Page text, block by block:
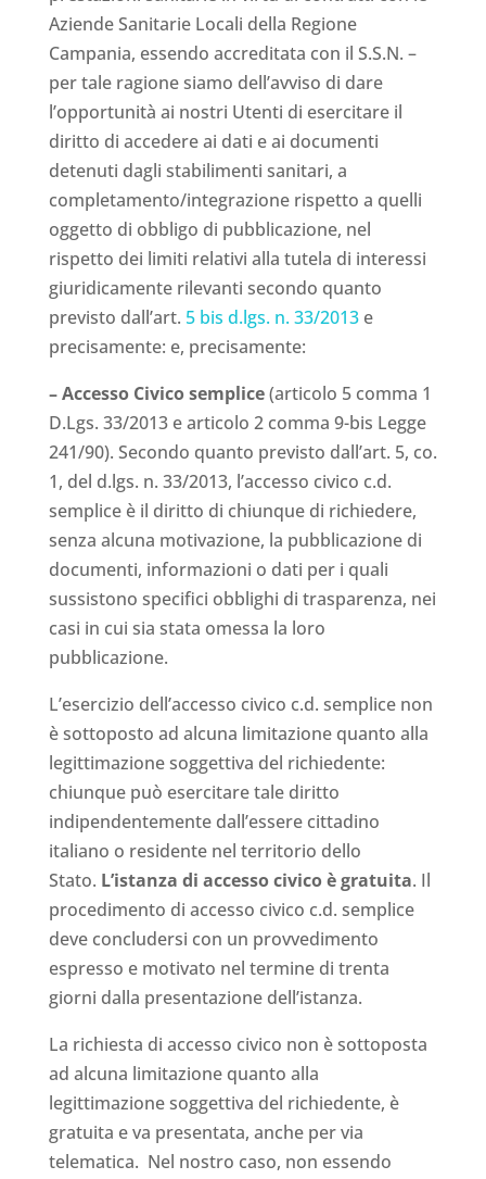
Aziende Sanitarie Locali della Regione
Campania, essendo accreditata con il S.S.N. –
per tale ragione siamo dell’avviso di dare
l’opportunità ai nostri Utenti di esercitare il
diritto di accedere ai dati e ai documenti
detenuti dagli stabilimenti sanitari, a
completamento/integrazione rispetto a quelli
oggetto di obbligo di pubblicazione, nel
rispetto dei limiti relativi alla tutela di interessi
giuridicamente rilevanti secondo quanto
previsto dall’art. 5 bis d.lgs. n. 33/2013e
precisamente: e, precisamente:
– Accesso Civico semplice(articolo 5 comma 1
D.Lgs. 33/2013 e articolo 2 comma 9-bis Legge
241/90). Secondo quanto previsto dall’art. 5, co.
1, del d.lgs. n. 33/2013, l’accesso civico c.d.
semplice è il diritto di chiunque di richiedere,
senza alcuna motivazione, la pubblicazione di
documenti, informazioni o dati per i quali
sussistono specifici obblighi di trasparenza, nei
casi in cui sia stata omessa la loro
pubblicazione.
L’esercizio dell’accesso civico c.d. semplice non
è sottoposto ad alcuna limitazione quanto alla
legittimazione soggettiva del richiedente:
chiunque può esercitare tale diritto
indipendentemente dall’essere cittadino
italiano o residente nel territorio dello
Stato. L’istanza di accesso civico è gratuita. Il
procedimento di accesso civico c.d. semplice
deve concludersi con un provvedimento
espresso e motivato nel termine di trenta
giorni dalla presentazione dell’istanza.
La richiesta di accesso civico non è sottoposta
ad alcuna limitazione quanto alla
legittimazione soggettiva del richiedente, è
gratuita e va presentata, anche per via
telematica. Nel nostro caso, non essendo